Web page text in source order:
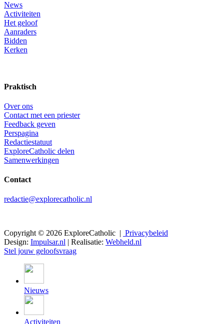
News
Activiteiten
Het geloof
Aanraders
Bidden
Kerken
Praktisch
Over ons
Contact met een priester
Feedback geven
Perspagina
Redactiestatuut
ExploreCatholic delen
Samenwerkingen
Contact
redactie@explorecatholic.nl
Copyright © 2026 ExploreCatholic | Privacybeleid
Design: Impulsar.nl | Realisatie: Webheld.nl
Stel jouw geloofsvraag
Nieuws
Activiteiten